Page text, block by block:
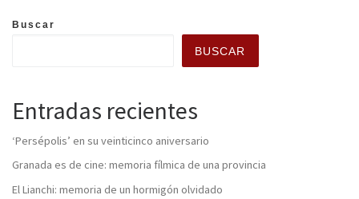
Buscar
BUSCAR
Entradas recientes
‘Persépolis’ en su veinticinco aniversario
Granada es de cine: memoria fílmica de una provincia
El Lianchi: memoria de un hormigón olvidado